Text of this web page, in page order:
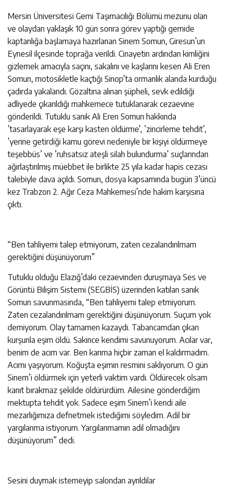
Mersin Üniversitesi Gemi Taşımacılığı Bölümü mezunu olan
ve olaydan yaklaşık 10 gün sonra görev yaptığı gemide
kaptanlığa başlamaya hazırlanan Sinem Somun, Giresun’un
Eynesil ilçesinde toprağa verildi. Cinayetin ardından kimliğini
gizlemek amacıyla saçını, sakalını ve kaşlarını kesen Ali Eren
Somun, motosikletle kaçtığı Sinop’ta ormanlık alanda kurduğu
çadırda yakalandı. Gözaltına alınan şüpheli, sevk edildiği
adliyede çıkarıldığı mahkemece tutuklanarak cezaevine
gönderildi. Tutuklu sanık Ali Eren Somun hakkında
’tasarlayarak eşe karşı kasten öldürme’, ’zincirleme tehdit’,
’yerine getirdiği kamu görevi nedeniyle bir kişiyi öldürmeye
teşebbüs’ ve ’ruhsatsız ateşli silah bulundurma’ suçlarından
ağırlaştırılmış müebbet ile birlikte 25 yıla kadar hapis cezası
talebiyle dava açıldı. Somun, dosya kapsamında bugün 3’üncü
kez Trabzon 2. Ağır Ceza Mahkemesi’nde hakim karşısına
çıktı.
“Ben tahliyemi talep etmiyorum, zaten cezalandırılmam
gerektiğini düşünüyorum”
Tutuklu olduğu Elazığ’daki cezaevinden duruşmaya Ses ve
Görüntü Bilişim Sistemi (SEGBİS) üzerinden katılan sanık
Somun savunmasında, “Ben tahliyemi talep etmiyorum.
Zaten cezalandırılmam gerektiğini düşünüyorum. Suçum yok
demiyorum. Olay tamamen kazaydı. Tabancamdan çıkan
kurşunla eşim öldü. Sakince kendimi savunuyorum. Acılar var,
benim de acım var. Ben karıma hiçbir zaman el kaldırmadım.
Acımı yaşıyorum. Koğuşta eşimin resmini saklıyorum. O gün
Sinem’i öldürmek için yeterli vaktim vardı. Öldürecek olsam
kanıt bırakmaz şekilde öldürürdüm. Ailesine gönderdiğim
mektupta tehdit yok. Sadece eşim Sinem’i kendi aile
mezarlığımıza defnetmek istediğimi söyledim. Adil bir
yargılanma istiyorum. Yargılanmamın adil olmadığını
düşünüyorum” dedi.
Sesini duymak istemeyip salondan ayrıldılar